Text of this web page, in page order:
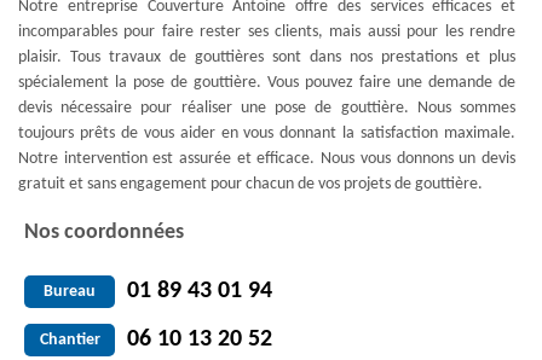
Notre entreprise Couverture Antoine offre des services efficaces et
incomparables pour faire rester ses clients, mais aussi pour les rendre
plaisir. Tous travaux de gouttières sont dans nos prestations et plus
spécialement la pose de gouttière. Vous pouvez faire une demande de
devis nécessaire pour réaliser une pose de gouttière. Nous sommes
toujours prêts de vous aider en vous donnant la satisfaction maximale.
Notre intervention est assurée et efficace. Nous vous donnons un devis
gratuit et sans engagement pour chacun de vos projets de gouttière.
Nos coordonnées
Bureau 01 89 43 01 94
Chantier 06 10 13 20 52